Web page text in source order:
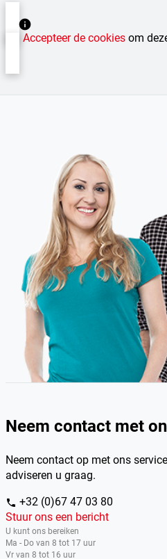
Accepteer de cookies om
Neem contact met
Neem contact op met ons
adviseren u graag.
phone +32 (0)67 47 03 80
Stuur ons een bericht
U kunt ons bereiken
Ma - Do van 8 tot 17 uur
Vr van 8 tot 16 uur